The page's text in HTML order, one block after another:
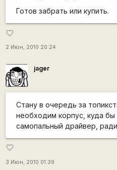
Готов забрать или купить.
favorite_border
2 Июн, 2010 20:24
jager
Стану в очередь за
необходим корпус, куда бы
самопальный драйвер,
favorite_border
3 Июн, 2010 01:39